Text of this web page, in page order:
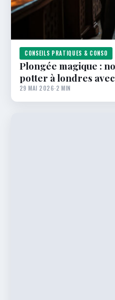
CONSEILS PRATIQUES & CONSO
Plongée magique :
potter à londres
29 MAI 2026·2 MIN